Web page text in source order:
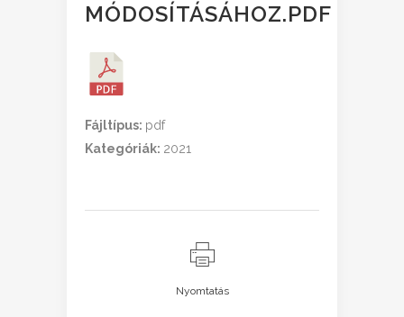
MÓDOSÍTÁSÁHOZ.PDF
Fájltípus: pdf
Kategóriák: 2021
Nyomtatás